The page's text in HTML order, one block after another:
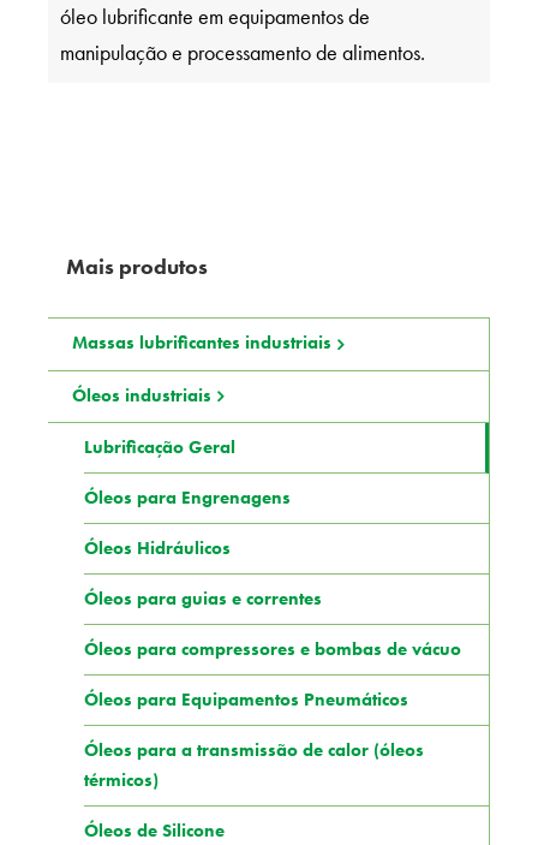
óleo lubrificante em equipamentos de
manipulação e processamento de alimentos.
Mais produtos
Massas lubrificantes industriais
Óleos industriais
Lubrificação Geral
Óleos para Engrenagens
Óleos Hidráulicos
Óleos para guias e correntes
Óleos para compressores e bombas de vácuo
Óleos para Equipamentos Pneumáticos
Óleos para a transmissão de calor (óleos
térmicos)
Óleos de Silicone